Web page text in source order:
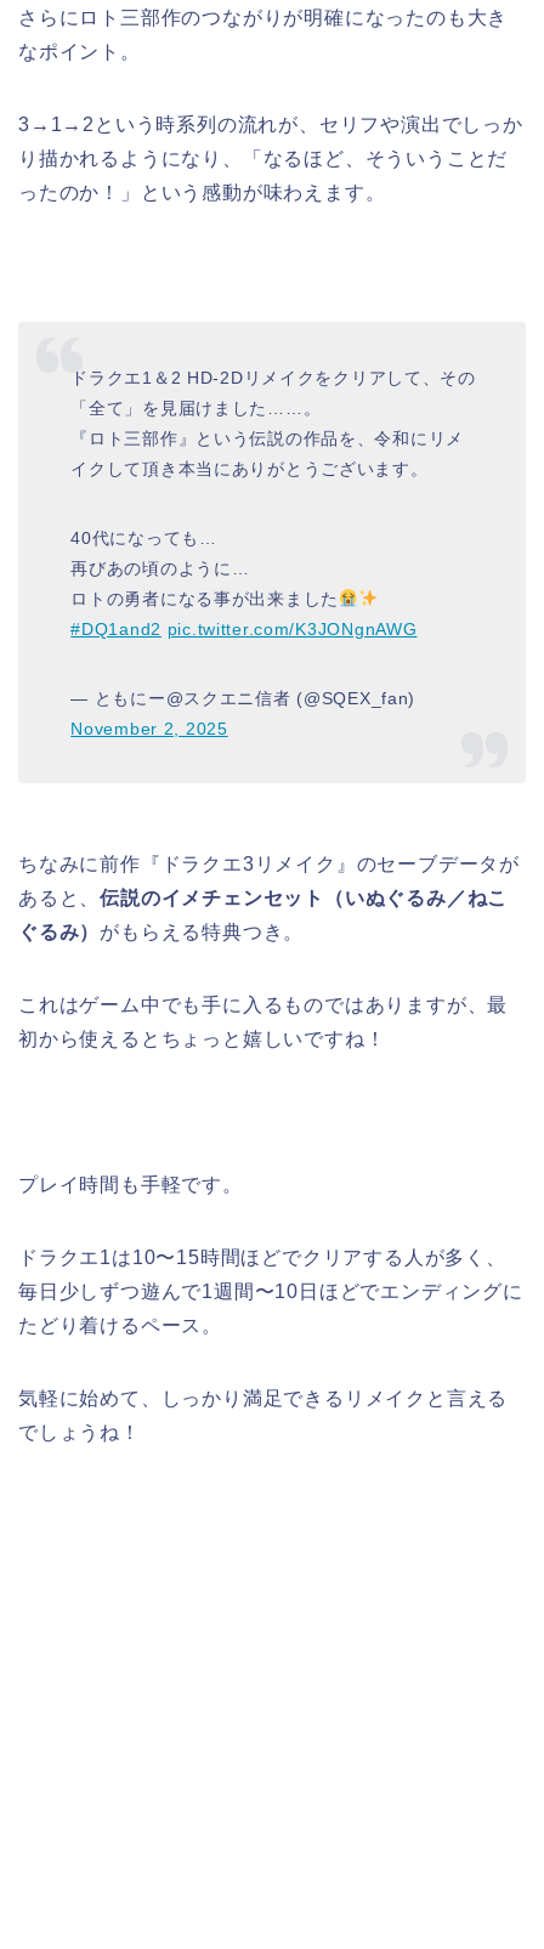
さらにロト三部作のつながりが明確になったのも大き
なポイント。
3→1→2という時系列の流れが、セリフや演出でしっか
り描かれるようになり、「なるほど、そういうことだ
ったのか！」という感動が味わえます。
ドラクエ1＆2 HD-2Dリメイクをクリアして、その
「全て」を見届けました……。
『ロト三部作』という伝説の作品を、令和にリメ
イクして頂き本当にありがとうございます。
40代になっても…
再びあの頃のように…
ロトの勇者になる事が出来ました
#DQ1and2 pic.twitter.com/K3JONgnAWG
— ともにー@スクエニ信者 (@SQEX_fan)
November 2, 2025
ちなみに前作『ドラクエ3リメイク』のセーブデータが
あると、伝説のイメチェンセット（いぬぐるみ／ねこ
ぐるみ） がもらえる特典つき。
これはゲーム中でも手に入るものではありますが、最
初から使えるとちょっと嬉しいですね！
プレイ時間も手軽です。
ドラクエ1は10〜15時間ほどでクリアする人が多く、
毎日少しずつ遊んで1週間〜10日ほどでエンディングに
たどり着けるペース。
気軽に始めて、しっかり満足できるリメイクと言える
でしょうね！